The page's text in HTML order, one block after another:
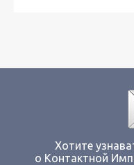
Хотите
о Контактной